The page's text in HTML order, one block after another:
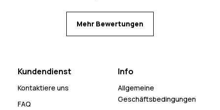
Mehr Bewertungen
Kundendienst
Kontaktiere uns
FAQ
Info
Allgemeine
Geschäftsbedingungen